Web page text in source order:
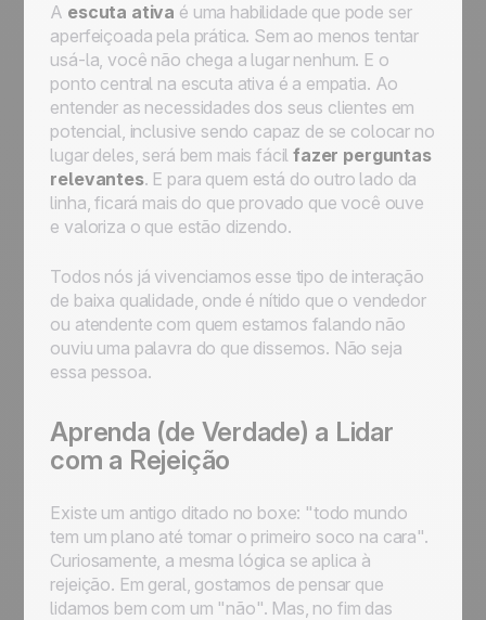
A escuta ativa é uma habilidade que pode ser
aperfeiçoada pela prática. Sem ao menos tentar
usá-la, você não chega a lugar nenhum. E o
ponto central na escuta ativa é a empatia. Ao
entender as necessidades dos seus clientes em
potencial, inclusive sendo capaz de se colocar no
lugar deles, será bem mais fácilfazer perguntas
relevantes. E para quem está do outro lado da
linha, ficará mais do que provado que você ouve
e valoriza o que estão dizendo.
Todos nós já vivenciamos esse tipo de interação
de baixa qualidade, onde é nítido que o vendedor
ou atendente com quem estamos falando não
ouviu uma palavra do que dissemos. Não seja
essa pessoa.
Aprenda (de Verdade) a Lidar
com a Rejeição
Existe um antigo ditado no boxe: "todo mundo
tem um plano até tomar o primeiro soco na cara".
Curiosamente, a mesma lógica se aplica à
rejeição. Em geral, gostamos de pensar que
lidamos bem com um "não". Mas, no fim das